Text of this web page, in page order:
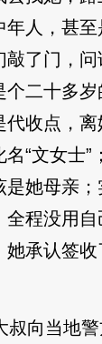
人，甚至
敲了门，
二十多岁
收点，
“文女士”
是她母亲
全程没用
她承认签
叔向当地